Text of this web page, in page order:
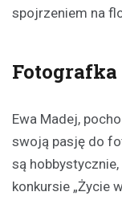
spojrzeniem na
Fotografka
Ewa Madej,
swoją pasję do
są
konkursie „Życie